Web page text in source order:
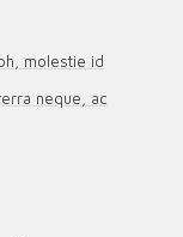
molestie id
neque, ac